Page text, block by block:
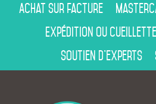
Achat sur facture
Expédition ou cueillette
Soutien d’experts